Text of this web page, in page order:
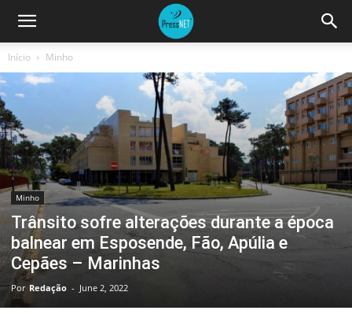
Início Minho
Minho
Trânsito sofre alterações durante a época
balnear em Esposende, Fão, Apúlia e
Cepães – Marinhas
Por Redação - June 2, 2022